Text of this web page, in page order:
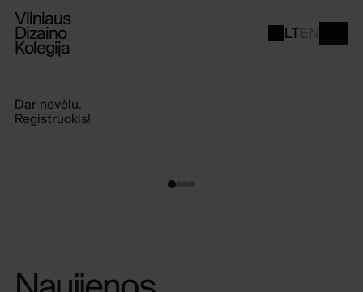
Vilniaus
Dizaino
Kolegija
LTEN
Įgalink savo kūrybiškumą
Naujienos